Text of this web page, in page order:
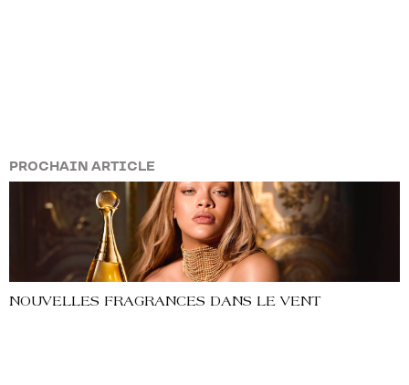
PROCHAIN ARTICLE
NOUVELLES FRAGRANCES DANS LE VENT